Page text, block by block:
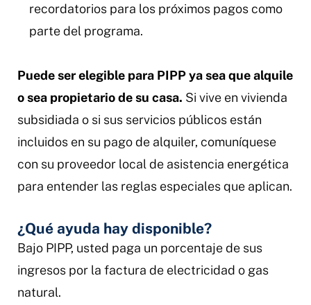
recordatorios para los próximos pagos como
parte del programa.
Puede ser elegible para PIPP ya sea que alquile
o sea propietario de su casa. Si vive en vivienda
subsidiada o si sus servicios públicos están
incluidos en su pago de alquiler, comuníquese
con su proveedor local de asistencia energética
para entender las reglas especiales que aplican.
¿Qué ayuda hay disponible?
Bajo PIPP, usted paga un porcentaje de sus
ingresos por la factura de electricidad o gas
natural.